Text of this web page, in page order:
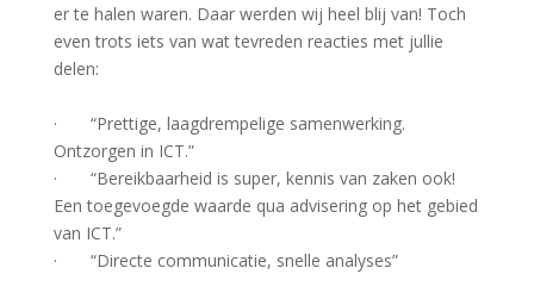
er te halen waren. Daar werden wij heel blij van! Toch
even trots iets van wat tevreden reacties met jullie
delen:
· “Prettige, laagdrempelige samenwerking.
Ontzorgen in ICT.”
· “Bereikbaarheid is super, kennis van zaken ook!
Een toegevoegde waarde qua advisering op het gebied
van ICT.”
· “Directe communicatie, snelle analyses”